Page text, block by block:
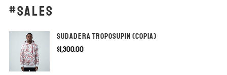
#SALES
SUDADERA TROPOSUPIN (copia)
$1,300.00